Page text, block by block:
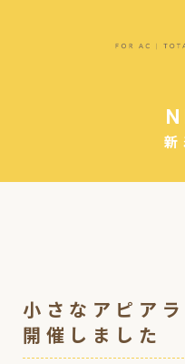
小さなアピア
開催しました